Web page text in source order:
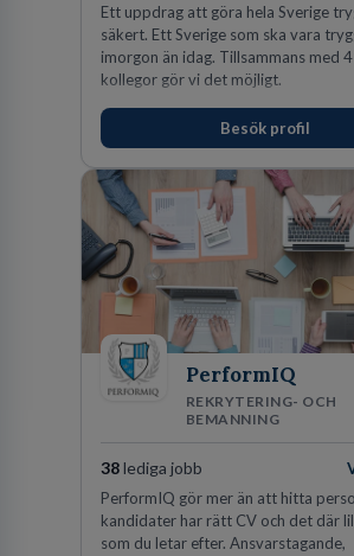
Ett uppdrag att göra hela Sverige
säkert. Ett Sverige som ska vara
imorgon än idag. Tillsammans med
kollegor gör vi det möjligt.
Besök profil
PerformIQ
REKRYTERING- OCH
BEMANNING
38 lediga jobb
PerformIQ gör mer än att hitta
kandidater har rätt CV och det där
som du letar efter. Ansvarstagande,